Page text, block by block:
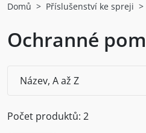
Domů Příslušenství ke spreji
Ochranné
Počet produktů: 2
Název, A až Z